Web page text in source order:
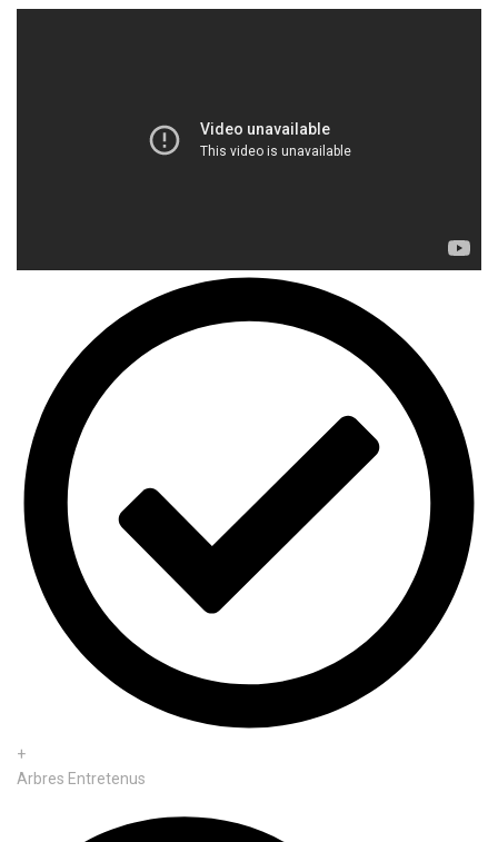
+
Arbres Entretenus